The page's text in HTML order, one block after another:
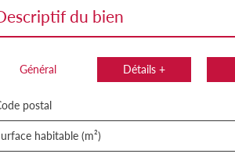
descriptif du bien
Général Détails +
Code postal
Surface habitable (m²)